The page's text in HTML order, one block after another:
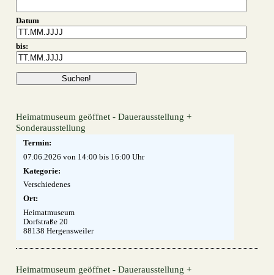
Datum
bis:
Heimatmuseum geöffnet - Dauerausstellung +
Sonderausstellung
Termin:
07.06.2026 von 14:00 bis 16:00 Uhr
Kategorie:
Verschiedenes
Ort:
Heimatmuseum
Dorfstraße 20
88138 Hergensweiler
Heimatmuseum geöffnet - Dauerausstellung +